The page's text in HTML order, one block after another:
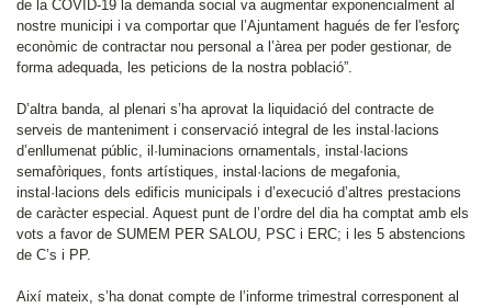
de la COVID-19 la demanda social va augmentar exponencialment al
nostre municipi i va comportar que l’Ajuntament hagués de fer l'esforç
econòmic de contractar nou personal a l’àrea per poder gestionar, de
forma adequada, les peticions de la nostra població”.
D’altra banda, al plenari s’ha aprovat la liquidació del contracte de
serveis de manteniment i conservació integral de les instal·lacions
d’enllumenat públic, il·luminacions ornamentals, instal·lacions
semafòriques, fonts artístiques, instal·lacions de megafonia,
instal·lacions dels edificis municipals i d’execució d’altres prestacions
de caràcter especial. Aquest punt de l’ordre del dia ha comptat amb els
vots a favor de SUMEM PER SALOU, PSC i ERC; i les 5 abstencions
de C’s i PP.
Així mateix, s’ha donat compte de l’informe trimestral corresponent al